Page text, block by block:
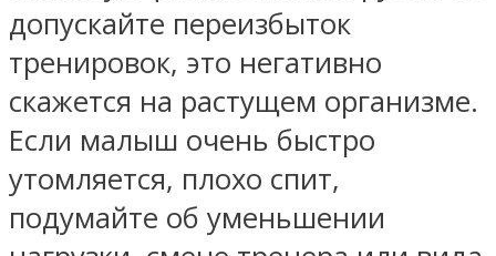
допускайте переизбыток
тренировок, это негативно
скажется на растущем организме.
Если малыш очень быстро
утомляется, плохо спит,
подумайте об уменьшении